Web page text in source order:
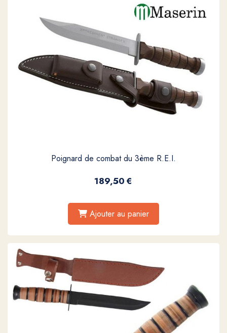
Poignard de combat du 3ème R.E.I.
189,50€
Ajouter au panier